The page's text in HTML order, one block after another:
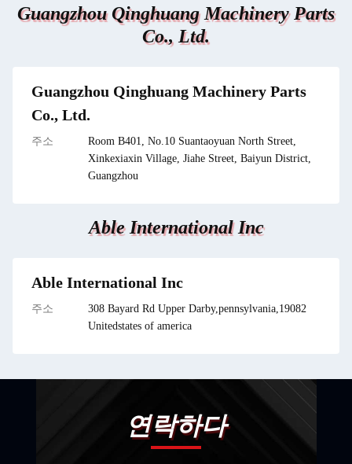
Guangzhou Qinghuang Machinery Parts
Co., Ltd.
Guangzhou Qinghuang Machinery Parts
Co., Ltd.
주소
Room B401, No.10 Suantaoyuan North Street,
Xinkexiaxin Village, Jiahe Street, Baiyun District,
Guangzhou
Able International Inc
Able International Inc
주소
308 Bayard Rd Upper Darby,pennsylvania,19082
Unitedstates of america
연락하다